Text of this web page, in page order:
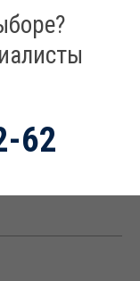
62